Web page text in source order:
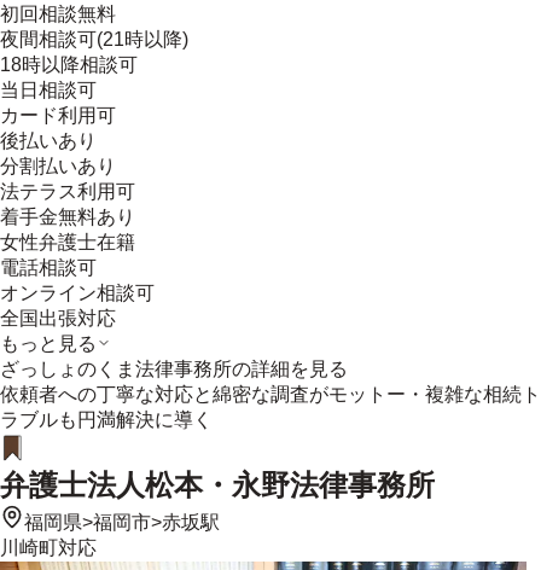
初回相談無料
夜間相談可(21時以降)
18時以降相談可
当日相談可
カード利用可
後払いあり
分割払いあり
法テラス利用可
着手金無料あり
女性弁護士在籍
電話相談可
オンライン相談可
全国出張対応
もっと見る
ざっしょのくま法律事務所の詳細を見る
依頼者への丁寧な対応と綿密な調査がモットー・複雑な相続ト
ラブルも円満解決に導く
弁護士法人松本・永野法律事務所
福岡県>福岡市>赤坂駅
川崎町対応